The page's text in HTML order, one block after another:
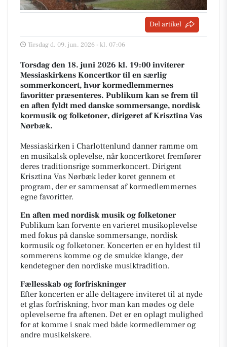
Del artikel
Tirsdag d. 09. jun. 2026 - kl. 07:06
Torsdag den 18. juni 2026 kl. 19:00 inviterer
Messiaskirkens Koncertkor til en særlig
sommerkoncert, hvor kormedlemmernes
favoritter præsenteres. Publikum kan se frem til
en aften fyldt med danske sommersange, nordisk
kormusik og folketoner, dirigeret af Krisztina Vas
Nørbæk.
Messiaskirken i Charlottenlund danner ramme om
en musikalsk oplevelse, når koncertkoret fremfører
deres traditionsrige sommerkoncert. Dirigent
Krisztina Vas Nørbæk leder koret gennem et
program, der er sammensat af kormedlemmernes
egne favoritter.
En aften med nordisk musik og folketoner
Publikum kan forvente en varieret musikoplevelse
med fokus på danske sommersange, nordisk
kormusik og folketoner. Koncerten er en hyldest til
sommerens komme og de smukke klange, der
kendetegner den nordiske musiktradition.
Fællesskab og forfriskninger
Efter koncerten er alle deltagere inviteret til at nyde
et glas forfriskning, hvor man kan mødes og dele
oplevelserne fra aftenen. Det er en oplagt mulighed
for at komme i snak med både kormedlemmer og
andre musikelskere.